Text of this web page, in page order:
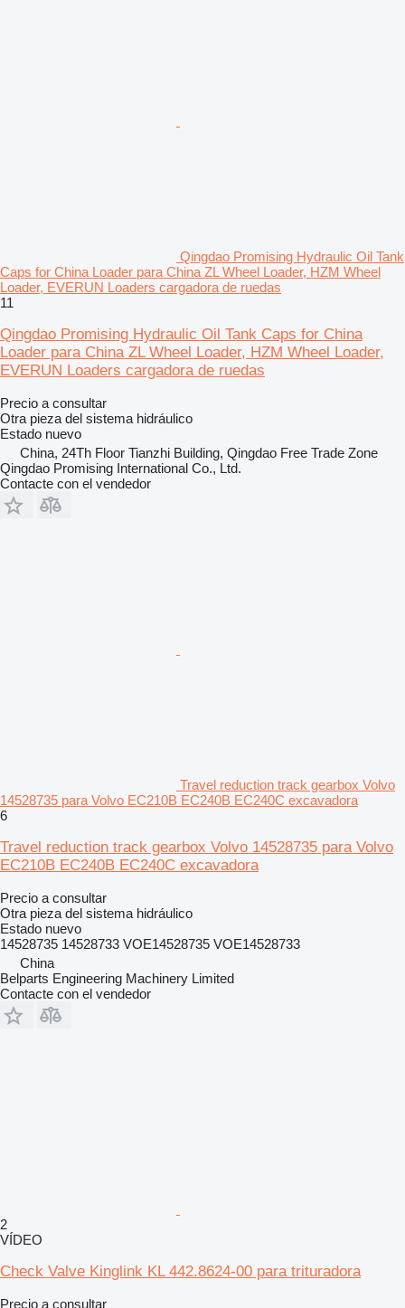
Qingdao Promising Hydraulic Oil Tank
Caps for China Loader para China ZL Wheel Loader, HZM Wheel
Loader, EVERUN Loaders cargadora de ruedas
11
Qingdao Promising Hydraulic Oil Tank Caps for China
Loader para China ZL Wheel Loader, HZM Wheel Loader,
EVERUN Loaders cargadora de ruedas
Precio a consultar
Otra pieza del sistema hidráulico
Estado nuevo
China, 24Th Floor Tianzhi Building, Qingdao Free Trade Zone
Qingdao Promising International Co., Ltd.
Contacte con el vendedor
Travel reduction track gearbox Volvo
14528735 para Volvo EC210B EC240B EC240C excavadora
6
Travel reduction track gearbox Volvo 14528735 para Volvo
EC210B EC240B EC240C excavadora
Precio a consultar
Otra pieza del sistema hidráulico
Estado nuevo
14528735 14528733 VOE14528735 VOE14528733
China
Belparts Engineering Machinery Limited
Contacte con el vendedor
2
VÍDEO
Check Valve Kinglink KL 442.8624-00 para trituradora
Precio a consultar